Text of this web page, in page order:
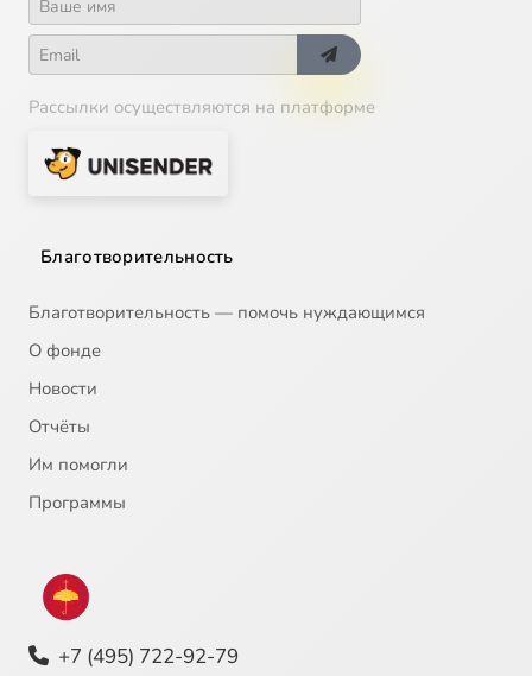
Рассылки осуществляются на платформе
Благотворительность
Благотворительность — помочь нуждающимся
О фонде
Новости
Отчёты
Им помогли
Программы
+7 (495) 722-92-79